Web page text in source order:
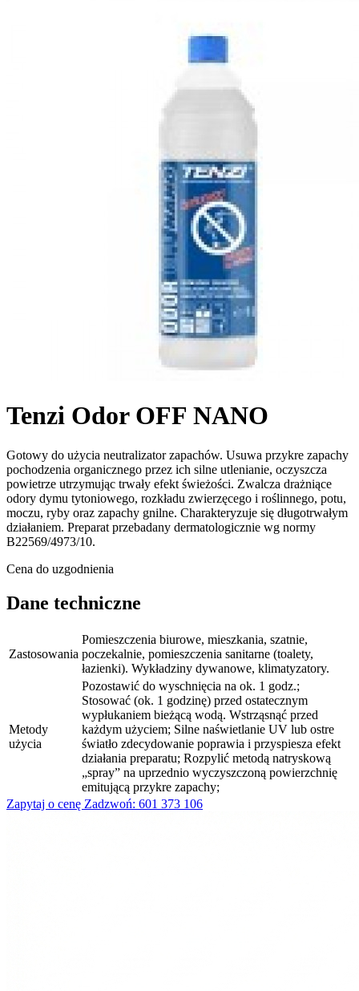
Tenzi Odor OFF NANO
Gotowy do użycia neutralizator zapachów. Usuwa przykre zapachy
pochodzenia organicznego przez ich silne utlenianie, oczyszcza
powietrze utrzymując trwały efekt świeżości. Zwalcza drażniące
odory dymu tytoniowego, rozkładu zwierzęcego i roślinnego, potu,
moczu, ryby oraz zapachy gnilne. Charakteryzuje się długotrwałym
działaniem. Preparat przebadany dermatologicznie wg normy
B22569/4973/10.
Cena do uzgodnienia
Dane techniczne
Zastosowania
Pomieszczenia biurowe, mieszkania, szatnie,
poczekalnie, pomieszczenia sanitarne (toalety,
łazienki). Wykładziny dywanowe, klimatyzatory.
Metody
użycia
Pozostawić do wyschnięcia na ok. 1 godz.;
Stosować (ok. 1 godzinę) przed ostatecznym
wypłukaniem bieżącą wodą. Wstrząsnąć przed
każdym użyciem; Silne naświetlanie UV lub ostre
światło zdecydowanie poprawia i przyspiesza efekt
działania preparatu; Rozpylić metodą natryskową
„spray” na uprzednio wyczyszczoną powierzchnię
emitującą przykre zapachy;
Zapytaj o cenę Zadzwoń: 601 373 106